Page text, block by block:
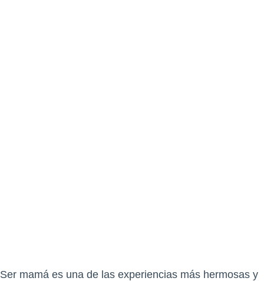
Ser mamá es una de las experiencias más hermosas y